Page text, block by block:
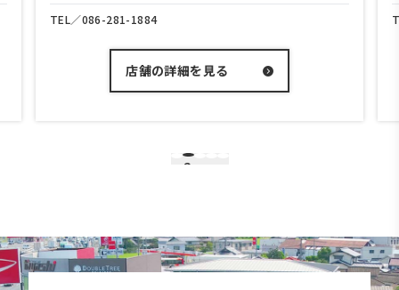
TEL／086-281-1884
店舗の詳細を見る
2